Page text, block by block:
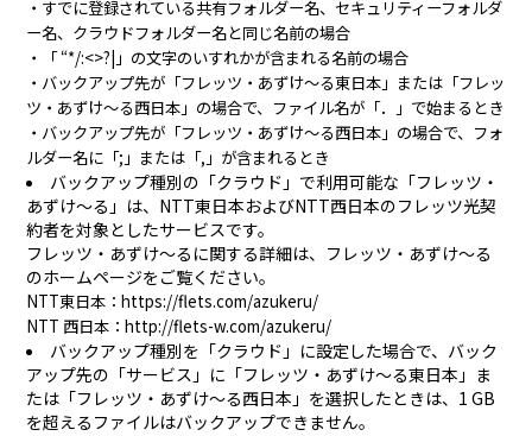
・すでに登録されている共有フォルダー名、セキュリティーフォルダ
ー名、クラウドフォルダー名と同じ名前の場合
・「 “*/:<>?|」の文字のいすれかが含まれる名前の場合
・バックアップ先が「フレッツ・あずけ～る東日本」または「フレッ
ツ・あずけ～る西日本」の場合で、ファイル名が「．」で始まるとき
・バックアップ先が「フレッツ・あずけ～る西日本」の場合で、フォ
ルダー名に「;」または「,」が含まれるとき
バックアップ種別の「クラウド」で利用可能な「フレッツ・
あずけ～る」は、NTT東日本およびNTT西日本のフレッツ光契
約者を対象としたサービスです。
フレッツ・あずけ～るに関する詳細は、フレッツ・あずけ～る
のホームページをご覧ください。
NTT東日本：https://flets.com/azukeru/
NTT 西日本：http://flets-w.com/azukeru/
バックアップ種別を「クラウド」に設定した場合で、バック
アップ先の「サービス」に「フレッツ・あずけ～る東日本」ま
たは「フレッツ・あずけ～る西日本」を選択したときは、1 GB
を超えるファイルはバックアップできません。